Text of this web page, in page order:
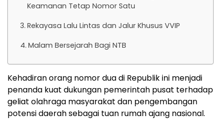
Keamanan Tetap Nomor Satu
Rekayasa Lalu Lintas dan Jalur Khusus VVIP
Malam Bersejarah Bagi NTB
Kehadiran orang nomor dua di Republik ini menjadi
penanda kuat dukungan pemerintah pusat terhadap
geliat olahraga masyarakat dan pengembangan
potensi daerah sebagai tuan rumah ajang nasional.